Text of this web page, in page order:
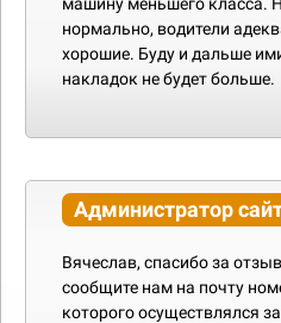
нормально, водители
хорошие. Буду и дальше
накладок не будет больше.
Администратор
Вячеслав, спасибо за
сообщите нам на почту
которого осуществлялся